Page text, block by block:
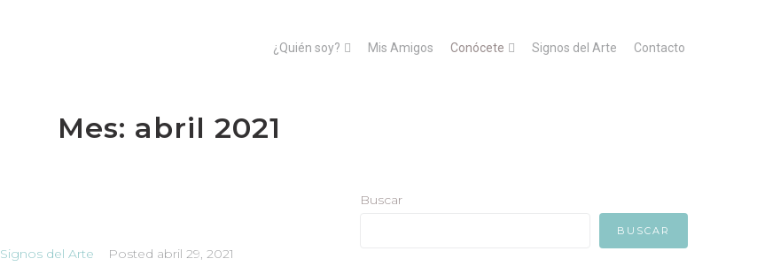
¿Quién soy? Mis Amigos Conócete Signos del Arte Contacto
Mes: abril 2021
Signos del Arte Posted abril 29, 2021
Buscar
BUSCAR